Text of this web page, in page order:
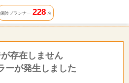
保険プランナー 228名
存在しません
ーが発生しました